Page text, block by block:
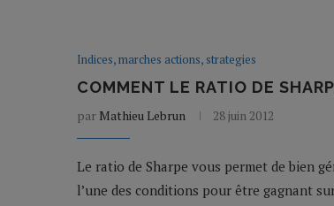
Indices, marches actions, strategies
COMMENT LE RATIO DE
par Mathieu Lebrun 28 juin 2012
Le ratio de Sharpe vous permet de bien
l’une des conditions pour être gagnant